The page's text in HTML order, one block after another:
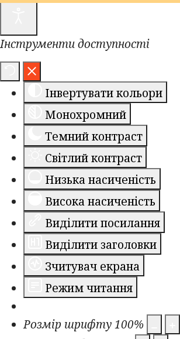
Інструменти доступності
Інвертувати кольори
Монохромний
Темний контраст
Світлий контраст
Низька насиченість
Висока насиченість
Виділити посилання
Виділити заголовки
Зчитувач екрана
Режим читання
Розмір шрифту100%